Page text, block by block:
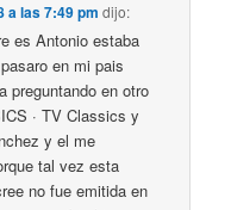
a las 7:49 pm dijo:
es Antonio estaba
en mi pais
preguntando en otro
· TV Classics y
y el me
tal vez esta
no fue emitida en